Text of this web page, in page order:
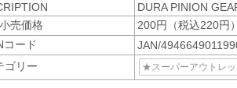
DURA PINION
売価格
200円（税込220円
コード
JAN/
ゴリー
★スーパーアウトレ